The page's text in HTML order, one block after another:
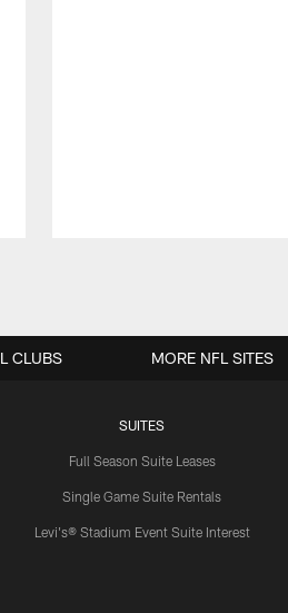
SUITES
Full Season Suite Leases
Single Game Suite Rentals
Levi's® Stadium Event Suite Interest
CLUBS MORE NFL SITES